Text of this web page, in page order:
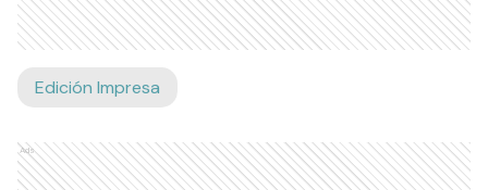
Edición Impresa
Ads